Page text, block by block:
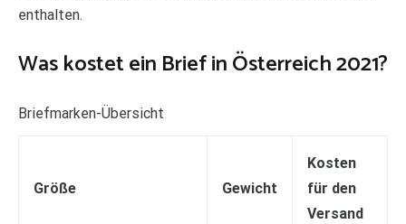
enthalten.
Was kostet ein Brief in Österreich 2021?
Briefmarken-Übersicht
Größe Gewicht
Kosten
für den
Versand